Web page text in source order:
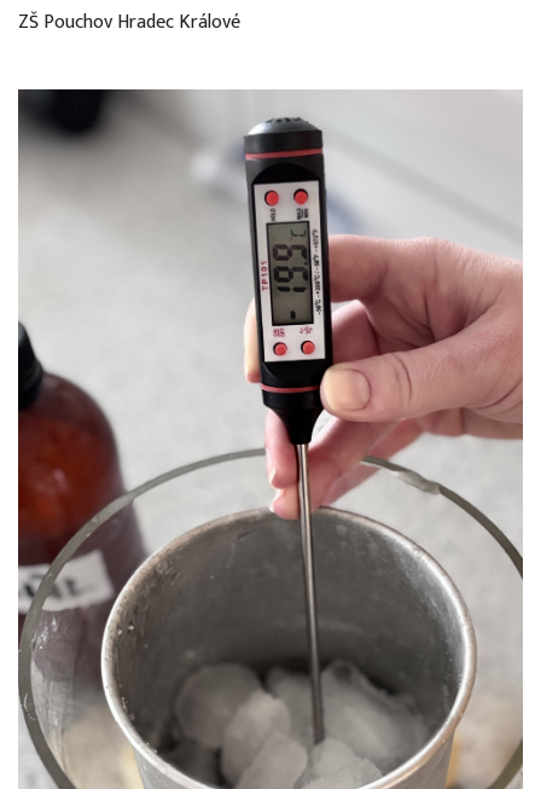
ZŠ Pouchov Hradec Králové